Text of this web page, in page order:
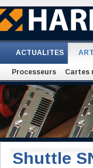
ACTUALITES
Processeurs Cartes
Shuttle